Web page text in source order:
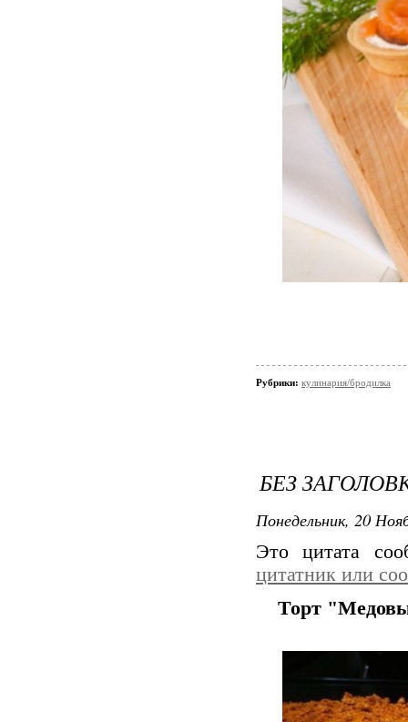
Рубрики: кулинария/бродилка
БЕЗ
Понедельник, 20
Это цитата
цитатник или
Торт